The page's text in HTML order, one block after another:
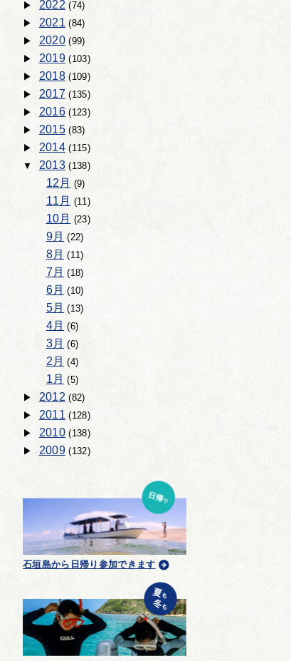
2022 (74)
2021(84)
2020(99)
2019(103)
2018(109)
2017 (135)
2016(123)
2015(83)
2014(115)
2013(138)
12月 (9)
11月 (11)
10月 (23)
9月 (22)
8月 (11)
7月 (18)
6月 (10)
5月 (13)
4月 (6)
3月 (6)
2月 (4)
1月 (5)
2012(82)
2011(128)
2010(138)
2009(132)
石垣島から日帰り参加できます